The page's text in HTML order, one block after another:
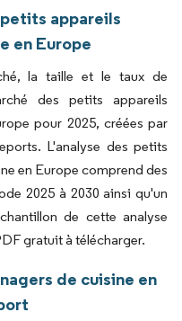
appareils
en Europe
la taille et le taux de
des petits appareils
pour 2025, créées par
L'analyse des petits
en Europe comprend des
2025 à 2030 ainsi qu'un
de cette analyse
gratuit à télécharger.
de cuisine en